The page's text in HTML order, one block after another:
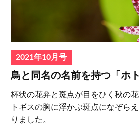
2021年10月号
鳥と同名の名前を持つ「ホ
杯状の花弁と斑点が目をひく秋の
トギスの胸に浮かぶ斑点になぞら
りました。